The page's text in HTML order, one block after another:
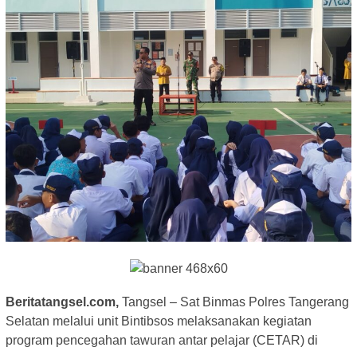
Beritatangsel.com, Tangsel – Sat Binmas Polres Tangerang
Selatan melalui unit Bintibsos melaksanakan kegiatan
program pencegahan tawuran antar pelajar (CETAR) di